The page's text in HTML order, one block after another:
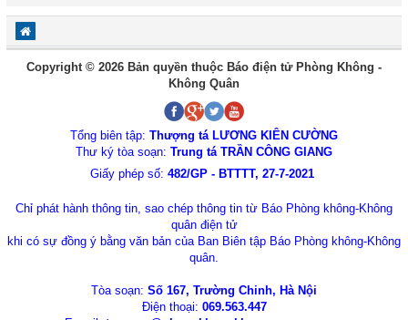
Copyright © 2026 Bản quyền thuộc Báo điện tử Phòng Không -
Không Quân
Tổng biên tập: Thượng tá LƯƠNG KIÊN CƯỜNG
Thư ký tòa soạn: Trung tá TRẦN CÔNG GIANG
Giấy phép số: 482/GP - BTTTT, 27-7-2021
Chỉ phát hành thông tin, sao chép thông tin từ Báo Phòng không-Không
quân điện tử
khi có sự đồng ý bằng văn bản của Ban Biên tập Báo Phòng không-Không
quân.
Tòa soạn: Số 167, Trường Chinh, Hà Nội
Điện thoại: 069.563.447